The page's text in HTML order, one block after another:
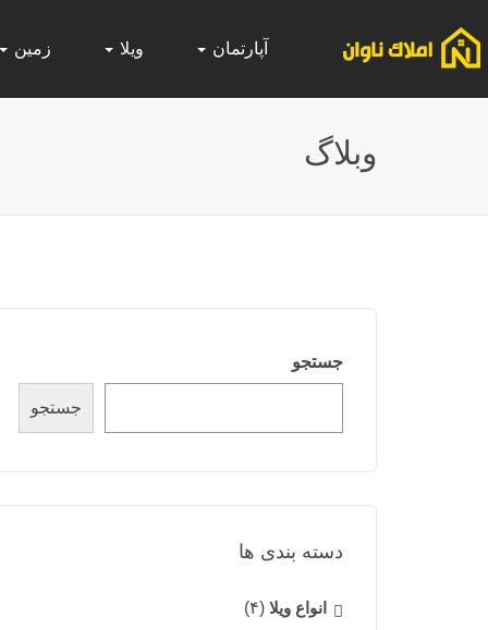
آپارتمان ویلا زمین
وبلاگ
جستجو
جستجو
دسته بندی ها
انواع ویلا (۴)